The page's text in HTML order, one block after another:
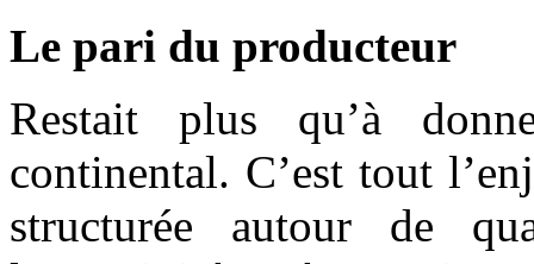
Le pari du producteur
Restait plus qu’à
continental. C’est tout
structurée autour de